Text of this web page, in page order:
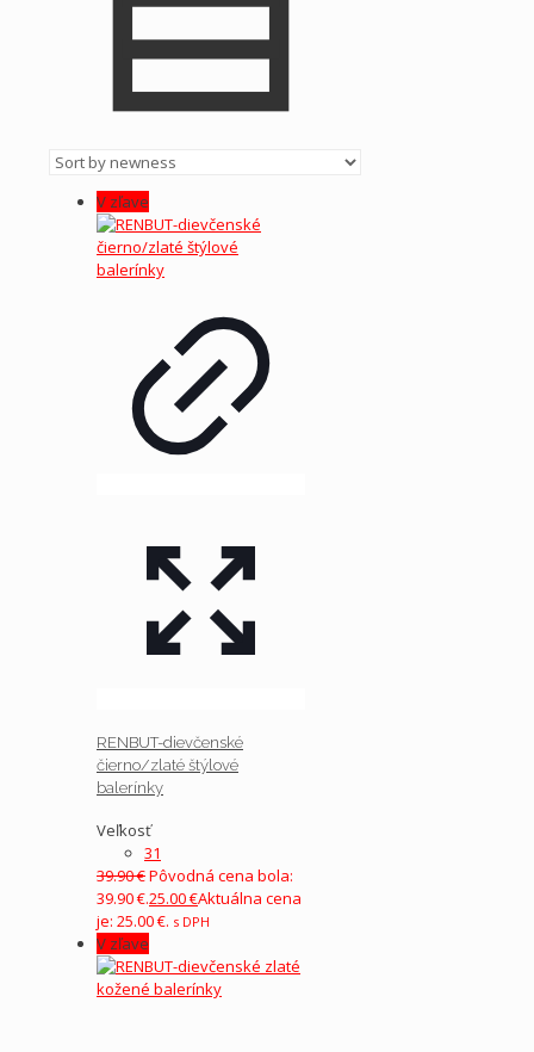
V zľave
RENBUT-dievčenské
čierno/zlaté štýlové
balerínky
Veľkosť
31
39.90€Pôvodná cena bola:
39.90 €.25.00€Aktuálna cena
je: 25.00 €. s DPH
V zľave